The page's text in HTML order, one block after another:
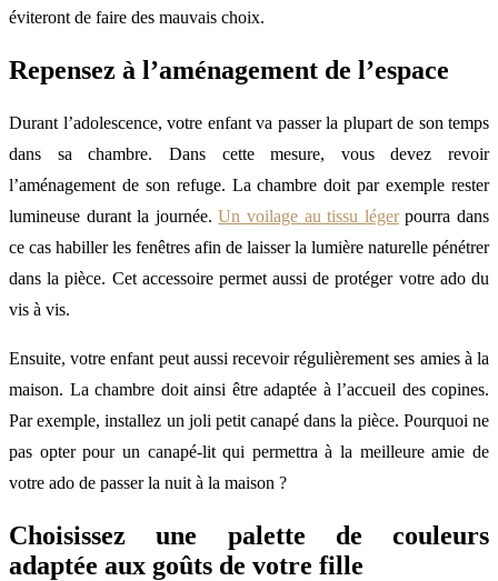
éviteront de faire des mauvais choix.
Repensez à l’aménagement de l’espace
Durant l’adolescence, votre enfant va passer la plupart de son temps
dans sa chambre. Dans cette mesure, vous devez revoir
l’aménagement de son refuge. La chambre doit par exemple rester
lumineuse durant la journée.Un voilage au tissu légerpourra dans
ce cas habiller les fenêtres afin de laisser la lumière naturelle pénétrer
dans la pièce. Cet accessoire permet aussi de protéger votre ado du
vis à vis.
Ensuite, votre enfant peut aussi recevoir régulièrement ses amies à la
maison. La chambre doit ainsi être adaptée à l’accueil des copines.
Par exemple, installez un joli petit canapé dans la pièce. Pourquoi ne
pas opter pour un canapé-lit qui permettra à la meilleure amie de
votre ado de passer la nuit à la maison ?
Choisissez une palette de couleurs
adaptée aux goûts de votre fille